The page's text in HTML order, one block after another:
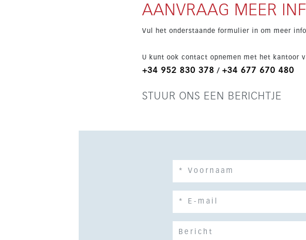
AANVRAAG MEER
Vul het onderstaande formulier in om meer
U kunt ook contact opnemen met het kantoor
+34 952 830 378 / +34 677 670 480
STUUR ONS EEN BERICHTJE